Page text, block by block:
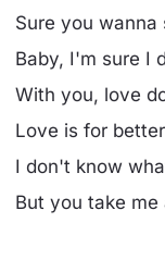
Sure you wanna
Baby, I'm sure I
With you, love
Love is for
I don't know
But you take me